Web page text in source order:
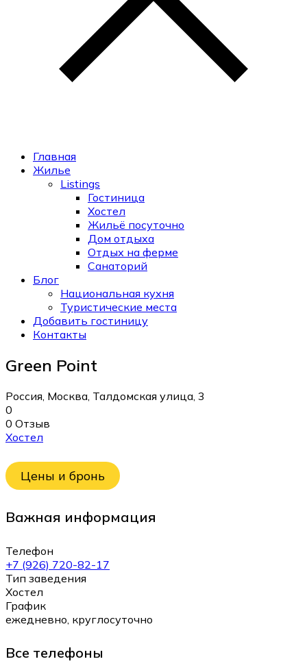
Главная
Жилье
Listings
Гостиница
Хостел
Жильё посуточно
Дом отдыха
Отдых на ферме
Санаторий
Блог
Национальная кухня
Туристические места
Добавить гостиницу
Контакты
Green Point
Россия, Москва, Талдомская улица, 3
0
0 Отзыв
Хостел
Цены и бронь
Важная информация
Телефон
+7 (926) 720-82-17
Тип заведения
Хостел
График
ежедневно, круглосуточно
Все телефоны